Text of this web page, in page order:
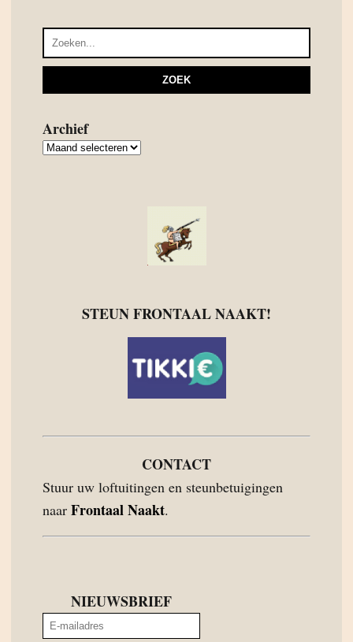
Archief
Archief
STEUN FRONTAAL NAAKT!
CONTACT
Stuur uw loftuitingen en steunbetuigingen
naar Frontaal Naakt.
NIEUWSBRIEF